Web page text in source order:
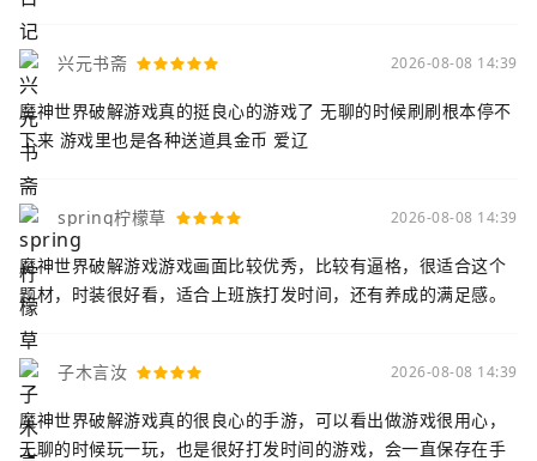
兴元书斋 2026-08-08 14:39
魔神世界破解游戏真的挺良心的游戏了 无聊的时候刷刷根本停不
下来 游戏里也是各种送道具金币 爱辽
spring柠檬草 2026-08-08 14:39
魔神世界破解游戏游戏画面比较优秀，比较有逼格，很适合这个
题材，时装很好看，适合上班族打发时间，还有养成的满足感。
子木言汝 2026-08-08 14:39
魔神世界破解游戏真的很良心的手游，可以看出做游戏很用心，
无聊的时候玩一玩，也是很好打发时间的游戏，会一直保存在手